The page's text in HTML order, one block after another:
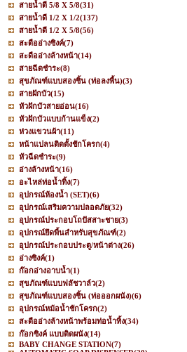
สายน้ำดี 5/8 X 5/8(31)
สายน้ำดี 1/2 X 1/2(137)
สายน้ำดี 1/2 X 5/8(56)
สะดืออ่างซิงค์(7)
สะดืออ่างล้างหน้า(14)
สายฉีดชำระ(8)
สุขภัณฑ์แบบสองชิ้น (ท่อลงพื้น)(3)
สายฝักบัว(15)
หัวฝักบัวสายอ่อน(16)
หัวฝักบัวแบบก้านแข็ง(2)
ห่วงแขวนผ้า(11)
หน้าแปลนติดตั้งชักโครก(4)
หัวฉีดชำระ(9)
อ่างล้างหน้า(16)
อะไหล่ท่อน้ำทิ้ง(7)
อุปกรณ์ห้องน้ำ (SET)(6)
อุปกรณ์เสริมความปลอดภัย(32)
อุปกรณ์ประกอบโถปัสสาะชาย(3)
อุปกรณ์ยึดพื้นสำหรับสุขภัณฑ์(2)
อุปกรณ์ประกอบประตู/หน้าต่าง(26)
อ่างซิงค์(1)
ก๊อกอ่างอาบน้ำ(1)
สุขภัณฑ์แบบฟลัชวาล์ว(2)
สุขภัณฑ์แบบสองชิ้น (ท่อออกผนัง)(6)
อุปกรณ์หม้อน้ำชักโครก(2)
สะดืออ่างล้างหน้าพร้อมท่อน้ำทิ้ง(34)
ก๊อกซิงค์ แบบติดผนัง(14)
BABY CHANGE STATION(7)